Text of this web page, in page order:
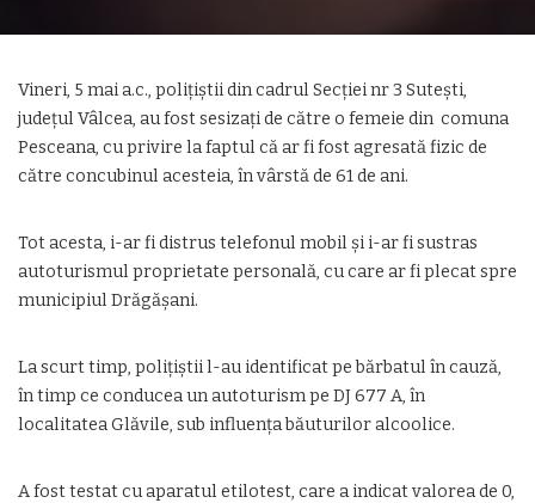
Vineri, 5 mai a.c., polițiștii din cadrul Secției nr 3 Sutești,
județul Vâlcea, au fost sesizați de către o femeie din comuna
Pesceana, cu privire la faptul că ar fi fost agresată fizic de
către concubinul acesteia, în vârstă de 61 de ani.
Tot acesta, i-ar fi distrus telefonul mobil și i-ar fi sustras
autoturismul proprietate personală, cu care ar fi plecat spre
municipiul Drăgășani.
La scurt timp, polițiștii l-au identificat pe bărbatul în cauză,
în timp ce conducea un autoturism pe DJ 677 A, în
localitatea Glăvile, sub influența băuturilor alcoolice.
A fost testat cu aparatul etilotest, care a indicat valorea de 0,